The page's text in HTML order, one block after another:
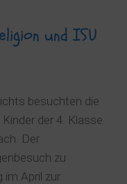
und ISU
besuchten die
der 4. Klasse
Der
zu
im April zur